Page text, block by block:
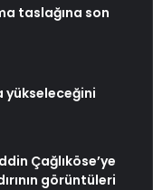
taslağına son
yükseleceğini
Çağlıköse’ye
görüntüleri